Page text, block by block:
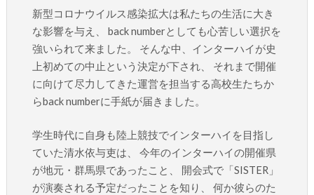
新型コロナウイルス感染拡大は私たちの生活に大き
な影響を与え、 back numberとしても心苦しい選択を
強いられて来ました。 そんな中、インターハイが史
上初めての中止という決定が下され、 それまで開催
に向けて尽力してきた運営を担当する高校生たちか
らback numberに手紙が届きました。
学生時代に自身も陸上競技でインターハイを目指し
ていた清水依与吏は、 今年のインターハイの開催県
が地元・群馬県であったこと、 開会式で「SISTER」
が演奏される予定だったことを知り、 何か彼らのた